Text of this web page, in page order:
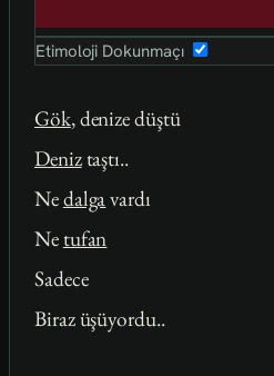
Etimoloji Dokunmaçı
Gök, denize düştü
Deniztaştı..
Nedalgavardı
Ne tufan
Sadece
Biraz üşüyordu..